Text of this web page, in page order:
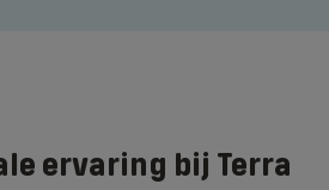
ervaring bij Terra